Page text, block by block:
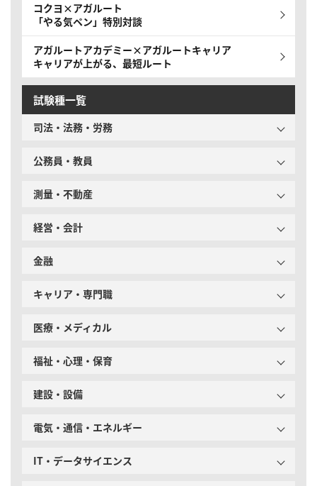
コクヨ×アガルート
「やる気ペン」特別対談
アガルートアカデミー×アガルートキャリア
キャリアが上がる、最短ルート
試験種一覧
司法・法務・労務
公務員・教員
測量・不動産
経営・会計
金融
キャリア・専門職
医療・メディカル
福祉・心理・保育
建設・設備
電気・通信・エネルギー
IT・データサイエンス